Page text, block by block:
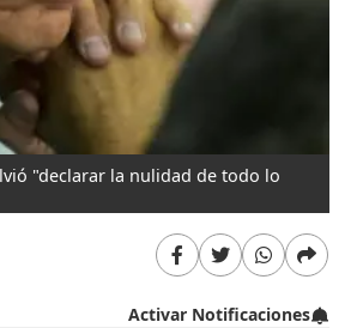
"declarar la nulidad de todo lo
Activar Notificaciones